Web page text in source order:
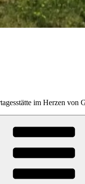
im Herzen von